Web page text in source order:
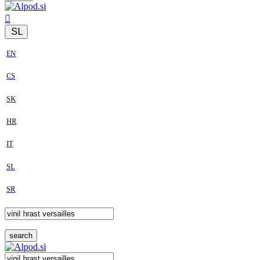
SL
EN
CS
SK
HR
IT
SL
SR
search